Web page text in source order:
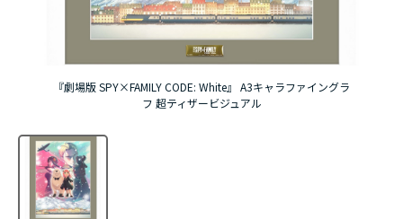
『無職転生Ⅲ ～異世界行ったら本気だす～』
『ふつつかな悪女ではございますが ～雛宮蝶鼠と
『劇場版 SPY×FAMILY CODE: White』 A3キャラファイングラ
フ 超ティザービジュアル